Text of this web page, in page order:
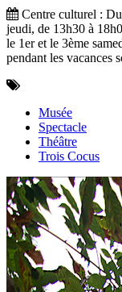
Centre culturel :
jeudi, de 13h30 à
le 1er et le 3ème
pendant les vacances
Musée
Spectacle
Théâtre
Trois Cocus